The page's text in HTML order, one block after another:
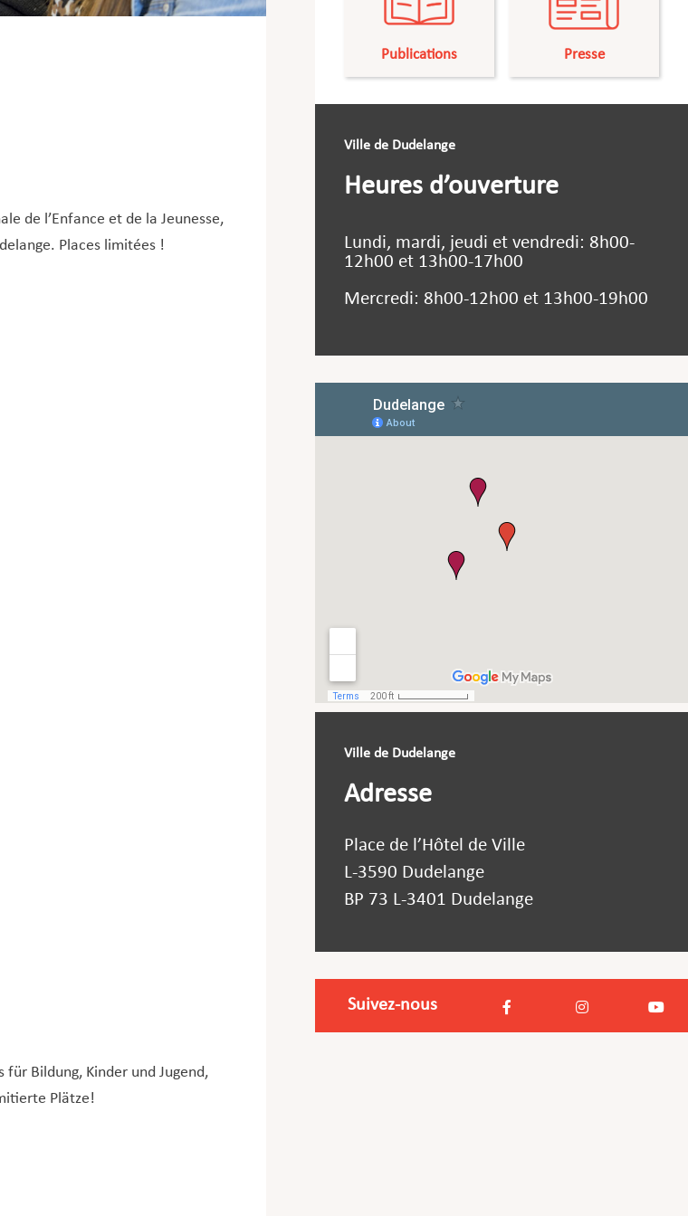
de l’Enfance et de la Jeunesse,
Places limitées !
Bildung, Kinder und Jugend,
Plätze!
Publications Presse
Ville de Dudelange
Heures d’ouverture
Lundi, mardi, jeudi et vendredi: 8h00-
12h00 et 13h00-17h00
Mercredi: 8h00-12h00 et 13h00-19h00
Ville de Dudelange
Adresse
Place de l’Hôtel de Ville
L-3590 Dudelange
BP 73 L-3401 Dudelange
Suivez-nous